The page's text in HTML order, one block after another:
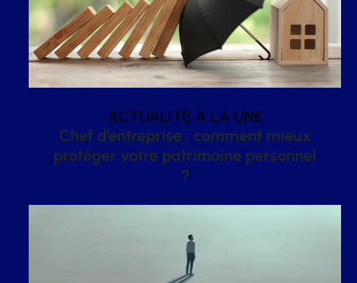
ACTUALITÉ À LA UNE
Chef d’entreprise : comment mieux
protéger votre patrimoine personnel
?